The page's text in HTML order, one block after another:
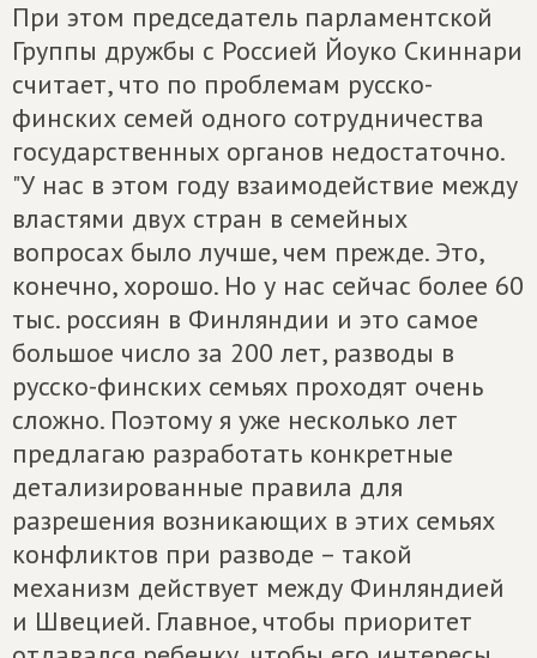
При этом председатель парламентской
Группы дружбы с Россией Йоуко Скиннари
считает, что по проблемам русско-
финских семей одного сотрудничества
государственных органов недостаточно.
"У нас в этом году взаимодействие между
властями двух стран в семейных
вопросах было лучше, чем прежде. Это,
конечно, хорошо. Но у нас сейчас более 60
тыс. россиян в Финляндии и это самое
большое число за 200 лет, разводы в
русско-финских семьях проходят очень
сложно. Поэтому я уже несколько лет
предлагаю разработать конкретные
детализированные правила для
разрешения возникающих в этих семьях
конфликтов при разводе – такой
механизм действует между Финляндией
и Швецией. Главное, чтобы приоритет